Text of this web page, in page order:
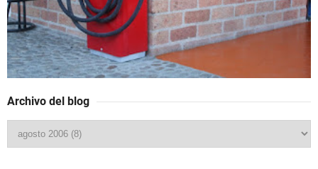
Archivo del blog